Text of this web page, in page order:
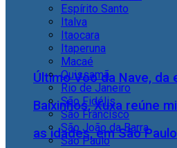
Último Voo da Nave, da
Baixinhos, Xuxa reúne
as idades, em São Paulo
Espírito Santo
Italva
Itaocara
Itaperuna
Macaé
Quissamã
Rio de Janeiro
São Fidélis
São Francisco
São João da Barra
São Paulo